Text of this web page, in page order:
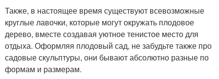
Также, в настоящее время существуют всевозможные
круглые лавочки, которые могут окружать плодовое
дерево, вместе создавая уютное тенистое место для
отдыха. Оформляя плодовый сад, не забудьте также про
садовые скульптуры, они бывают абсолютно разные по
формам и размерам.